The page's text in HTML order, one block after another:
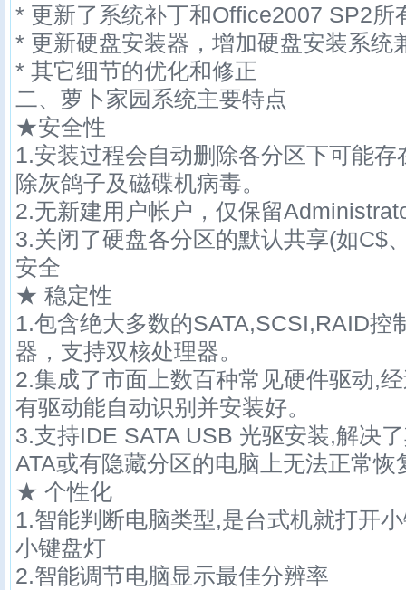
* 更新了系统补丁和Office2007 SP2所
* 更新硬盘安装器，增加硬盘安装系统
* 其它细节的优化和修正
二、萝卜家园系统主要特点
★安全性
1.安装过程会自动删除各分区下可能
除灰鸽子及磁碟机病毒。
2.无新建用户帐户，仅保留
3.关闭了硬盘各分区的默认共享(如
安全
★ 稳定性
1.包含绝大多数的SATA,SCSI,RAID控
器，支持双核处理器。
2.集成了市面上数百种常见硬件驱动,
有驱动能自动识别并安装好。
3.支持IDE SATA USB 光驱安装,解决
ATA或有隐藏分区的电脑上无法正常恢
★ 个性化
1.智能判断电脑类型,是台式机就打开
小键盘灯
2.智能调节电脑显示最佳分辨率